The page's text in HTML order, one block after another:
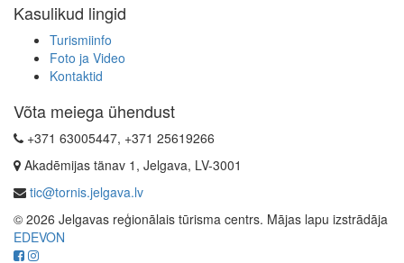
Kasulikud lingid
Turismiinfo
Foto ja Video
Kontaktid
Võta meiega ühendust
+371 63005447, +371 25619266
Akadēmijas tänav 1, Jelgava, LV-3001
tic@tornis.jelgava.lv
© 2026 Jelgavas reģionālais tūrisma centrs. Mājas lapu izstrādāja
EDEVON